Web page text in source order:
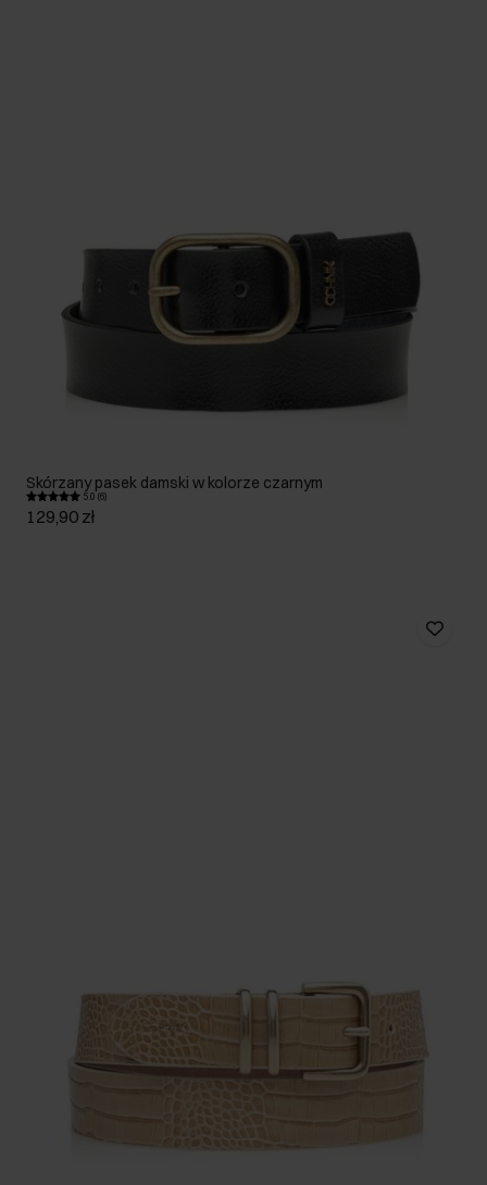
Skórzany pasek damski w kolorze czarnym
5.0 (6)
129,90 zł